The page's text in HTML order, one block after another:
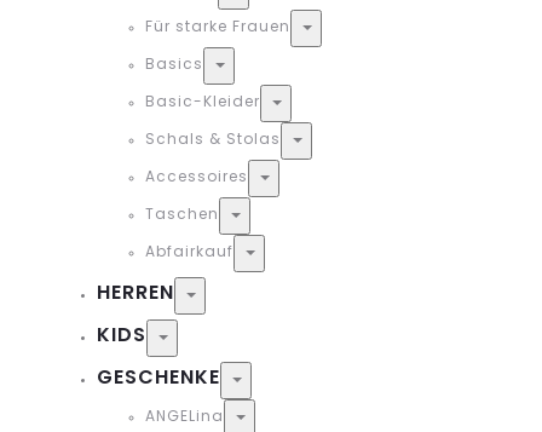
Für starke Frauen Toggle
Basics Toggle
Basic-Kleider Toggle
Schals & Stolas Toggle
Accessoires Toggle
Taschen Toggle
Abfairkauf Toggle
HERREN Toggle
KIDS Toggle
GESCHENKE Toggle
ANGELina Toggle